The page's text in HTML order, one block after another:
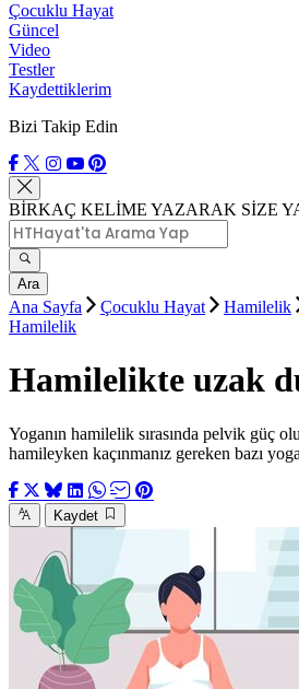
Çocuklu Hayat
Güncel
Video
Testler
Kaydettiklerim
Bizi Takip Edin
BİRKAÇ KELİME YAZARAK SİZE
Ara
Ana Sayfa Çocuklu Hayat Hamilelik
Hamilelik
Hamilelikte uzak
Yoganın hamilelik sırasında pelvik güç
hamileyken kaçınmanız gereken bazı
Kaydet